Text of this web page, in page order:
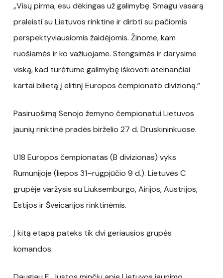
„Visų pirma, esu dėkingas už galimybę. Smagu vasarą
praleisti su Lietuvos rinktine ir dirbti su pačiomis
perspektyviausiomis žaidėjomis. Žinome, kam
ruošiamės ir ko važiuojame. Stengsimės ir darysime
viską, kad turėtume galimybę iškovoti ateinančiai
kartai bilietą į elitinį Europos čempionato divizioną.“
Pasiruošimą Senojo žemyno čempionatui Lietuvos
jaunių rinktinė pradės birželio 27 d. Druskininkuose.
U18 Europos čempionatas (B divizionas) vyks
Rumunijoje (liepos 31–rugpjūčio 9 d.). Lietuvės C
grupėje varžysis su Liuksemburgo, Airijos, Austrijos,
Estijos ir Šveicarijos rinktinėmis.
Į kitą etapą pateks tik dvi geriausios grupės
komandos.